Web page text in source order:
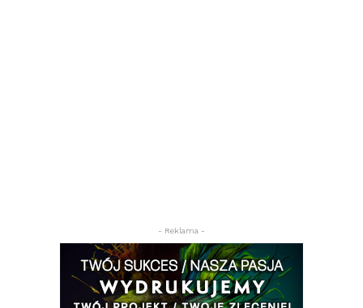
- Reklama -